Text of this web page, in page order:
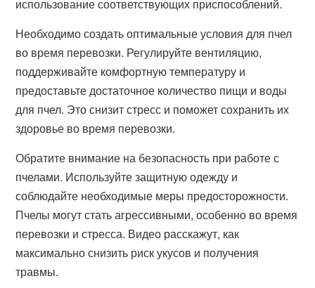
использование соответствующих приспособлений.
Необходимо создать оптимальные условия для пчел
во время перевозки. Регулируйте вентиляцию,
поддерживайте комфортную температуру и
предоставьте достаточное количество пищи и воды
для пчел. Это снизит стресс и поможет сохранить их
здоровье во время перевозки.
Обратите внимание на безопасность при работе с
пчелами. Используйте защитную одежду и
соблюдайте необходимые меры предосторожности.
Пчелы могут стать агрессивными, особенно во время
перевозки и стресса. Видео расскажут, как
максимально снизить риск укусов и получения
травмы.